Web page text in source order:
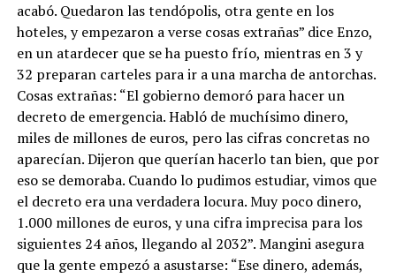
acabó. Quedaron las tendópolis, otra gente en los
hoteles, y empezaron a verse cosas extrañas” dice Enzo,
en un atardecer que se ha puesto frío, mientras en 3 y
32 preparan carteles para ir a una marcha de antorchas.
Cosas extrañas: “El gobierno demoró para hacer un
decreto de emergencia. Habló de muchísimo dinero,
miles de millones de euros, pero las cifras concretas no
aparecían. Dijeron que querían hacerlo tan bien, que por
eso se demoraba. Cuando lo pudimos estudiar, vimos que
el decreto era una verdadera locura. Muy poco dinero,
1.000 millones de euros, y una cifra imprecisa para los
siguientes 24 años, llegando al 2032”. Mangini asegura
que la gente empezó a asustarse: “Ese dinero, además,